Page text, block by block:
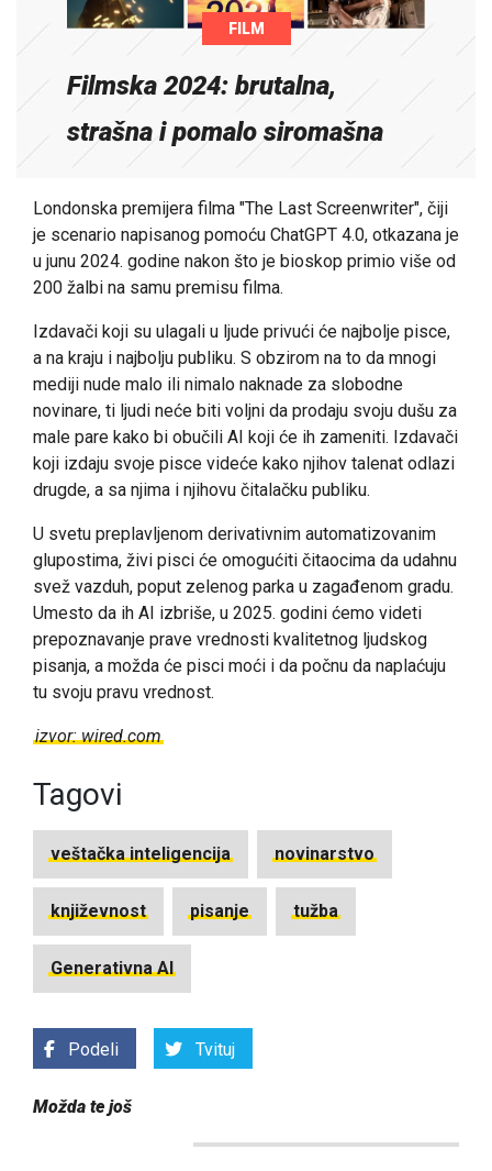
FILM
Filmska 2024: brutalna,
strašna i pomalo siromašna
Londonska premijera filma "The Last Screenwriter", čiji
je scenario napisanog pomoću ChatGPT 4.0, otkazana je
u junu 2024. godine nakon što je bioskop primio više od
200 žalbi na samu premisu filma.
Izdavači koji su ulagali u ljude privući će najbolje pisce,
a na kraju i najbolju publiku. S obzirom na to da mnogi
mediji nude malo ili nimalo naknade za slobodne
novinare, ti ljudi neće biti voljni da prodaju svoju dušu za
male pare kako bi obučili AI koji će ih zameniti. Izdavači
koji izdaju svoje pisce videće kako njihov talenat odlazi
drugde, a sa njima i njihovu čitalačku publiku.
U svetu preplavljenom derivativnim automatizovanim
glupostima, živi pisci će omogućiti čitaocima da udahnu
svež vazduh, poput zelenog parka u zagađenom gradu.
Umesto da ih AI izbriše, u 2025. godini ćemo videti
prepoznavanje prave vrednosti kvalitetnog ljudskog
pisanja, a možda će pisci moći i da počnu da naplaćuju
tu svoju pravu vrednost.
izvor: wired.com
Tagovi
veštačka inteligencija novinarstvo
književnost pisanje tužba
Generativna AI
Podeli Tvituj
Možda te još